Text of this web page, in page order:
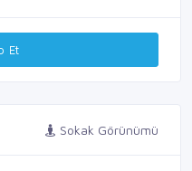
Et
Sokak Görünümü